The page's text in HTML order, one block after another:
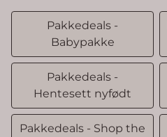
Pakkedeals -
Babypakke
Pakkedeals -
Hentesett nyfødt
Pakkedeals - Shop the